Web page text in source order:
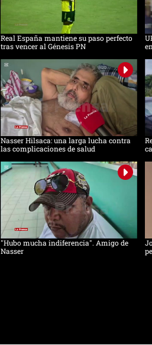
Real España mantiene su paso perfecto
tras vencer al Génesis PN
Nasser Hilsaca: una larga lucha contra
las complicaciones de salud
"Hubo mucha indiferencia". Amigo de
Nasser